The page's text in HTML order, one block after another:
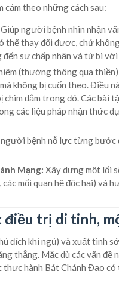
theo những cách sau:
Giúp người bệnh nhìn nhận
thay đổi được, chứ
sự chấp nhận và từ bi
(thường thông qua
không bị cuốn theo. Điều
chìm đắm trong đó. Các bài
các liệu pháp nhận thức
bệnh nỗ lực từng
Mạng: Xây dựng một lối
mối quan hệ độc hại) và
điều trị di tinh,
đích khi ngủ) và xuất tinh
thẳng. Mặc dù các vấn
hành Bát Chánh Đạo